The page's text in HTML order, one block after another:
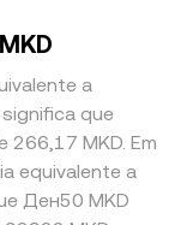
a
que
266,17 MKD. Em
equivalente a
Ден50 MKD